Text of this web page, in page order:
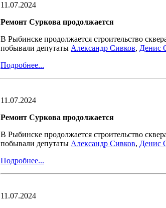
11.07.2024
Ремонт Суркова продолжается
В Рыбинске продолжается строительство
побывали депутаты Александр Сивков, Денис
Подробнее...
11.07.2024
Ремонт Суркова продолжается
В Рыбинске продолжается строительство
побывали депутаты Александр Сивков, Денис
Подробнее...
11.07.2024